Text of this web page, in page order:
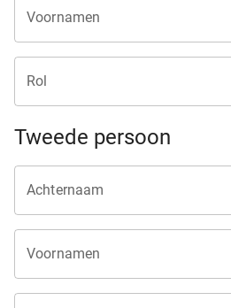
Voornamen
Rol
Tweede persoon
Achternaam
Voornamen